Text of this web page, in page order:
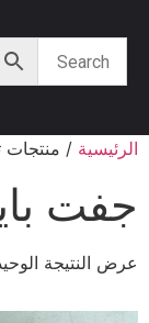
الرئيسية/ منتجات
جفت
عرض النتيجة